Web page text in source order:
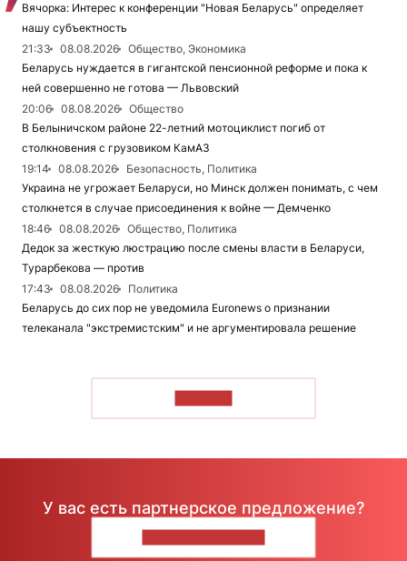
Вячорка: Интерес к конференции "Новая Беларусь" определяет
нашу субъектность
21:33
08.08.2026
Общество, Экономика
Беларусь нуждается в гигантской пенсионной реформе и пока к
ней совершенно не готова — Львовский
20:06
08.08.2026
Общество
В Белыничском районе 22-летний мотоциклист погиб от
столкновения с грузовиком КамАЗ
19:14
08.08.2026
Безопасность, Политика
Украина не угрожает Беларуси, но Минск должен понимать, с чем
столкнется в случае присоединения к войне — Демченко
18:46
08.08.2026
Общество, Политика
Дедок за жесткую люстрацию после смены власти в Беларуси,
Турарбекова — против
17:43
08.08.2026
Политика
Беларусь до сих пор не уведомила Euronews о признании
телеканала "экстремистским" и не аргументировала решение
У вас есть партнерское предложение?